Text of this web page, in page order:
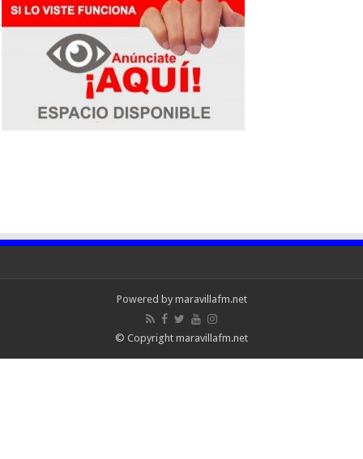
Powered by maravillafm.net
© Copyright maravillafm.net